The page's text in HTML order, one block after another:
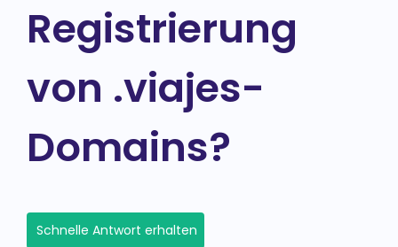
Registrierung
von .viajes-
Domains?
Schnelle Antwort erhalten